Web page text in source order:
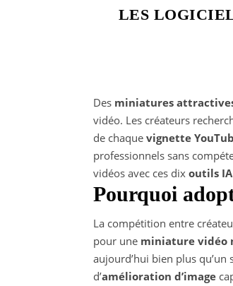
LES
Des miniatures
vidéo. Les créateurs
de chaque vignette
professionnels sans
vidéos avec ces dix outils
Pourquoi
La compétition entre
pour une miniature vidéo
aujourd’hui bien plus
d’amélioration d’image